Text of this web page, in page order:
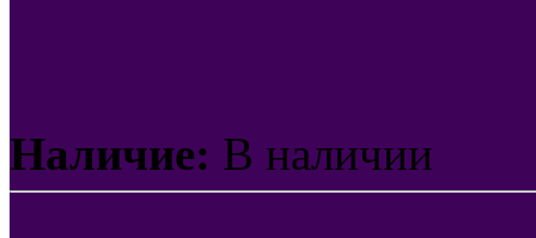
Наличие: В наличии